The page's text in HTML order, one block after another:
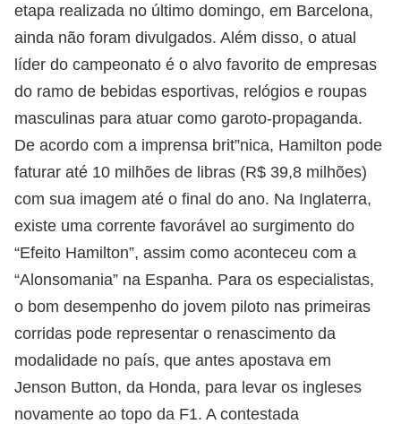
etapa realizada no último domingo, em Barcelona,
ainda não foram divulgados. Além disso, o atual
líder do campeonato é o alvo favorito de empresas
do ramo de bebidas esportivas, relógios e roupas
masculinas para atuar como garoto-propaganda.
De acordo com a imprensa brit”nica, Hamilton pode
faturar até 10 milhões de libras (R$ 39,8 milhões)
com sua imagem até o final do ano. Na Inglaterra,
existe uma corrente favorável ao surgimento do
“Efeito Hamilton”, assim como aconteceu com a
“Alonsomania” na Espanha. Para os especialistas,
o bom desempenho do jovem piloto nas primeiras
corridas pode representar o renascimento da
modalidade no país, que antes apostava em
Jenson Button, da Honda, para levar os ingleses
novamente ao topo da F1. A contestada